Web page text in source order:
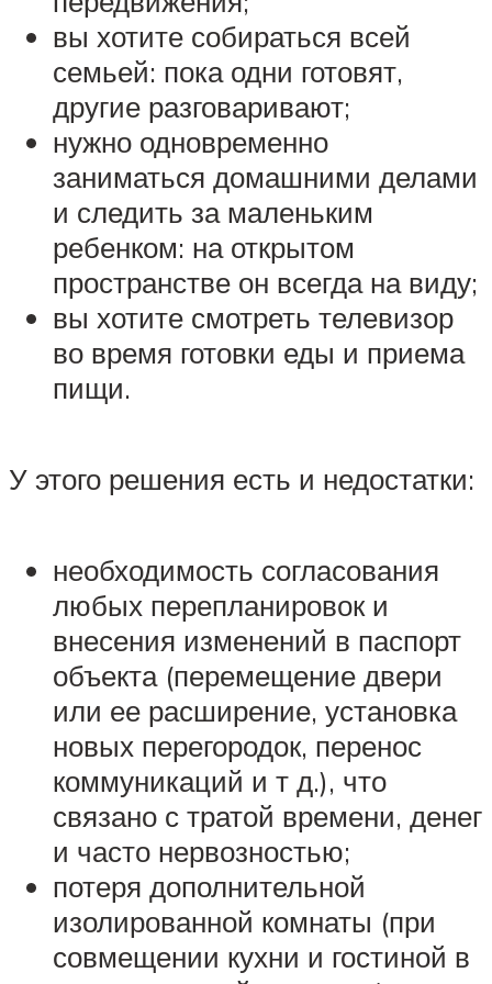
вы хотите собираться всей
семьей: пока одни готовят,
другие разговаривают;
нужно одновременно
заниматься домашними делами
и следить за маленьким
ребенком: на открытом
пространстве он всегда на виду;
вы хотите смотреть телевизор
во время готовки еды и приема
пищи.
У этого решения есть и недостатки:
необходимость согласования
любых перепланировок и
внесения изменений в паспорт
объекта (перемещение двери
или ее расширение, установка
новых перегородок, перенос
коммуникаций и т д.), что
связано с тратой времени, денег
и часто нервозностью;
потеря дополнительной
изолированной комнаты (при
совмещении кухни и гостиной в